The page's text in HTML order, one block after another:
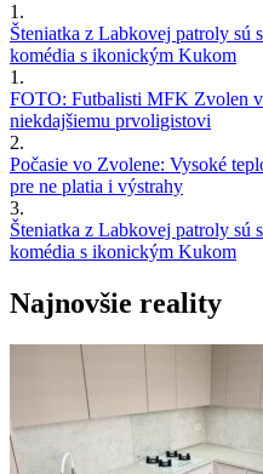
1.
Šteniatka z Labkovej patroly sú
komédia s ikonickým Kukom
1.
FOTO: Futbalisti MFK Zvolen
niekdajšiemu prvoligistovi
2.
Počasie vo Zvolene: Vysoké
pre ne platia i výstrahy
3.
Šteniatka z Labkovej patroly sú
komédia s ikonickým Kukom
Najnovšie reality